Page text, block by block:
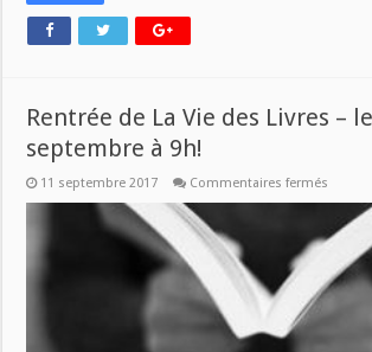
Rentrée de La Vie des Livres –
septembre à 9h!
11 septembre 2017 Commentaires fermés
La
Vie
des
Livres
–